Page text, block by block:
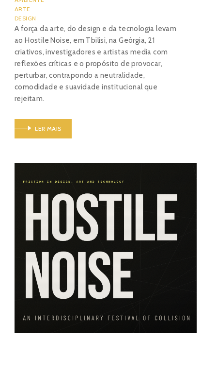
ARTE
DESIGN
A força da arte, do design e da tecnologia levam
ao Hostile Noise, em Tbilisi, na Geórgia, 21
criativos, investigadores e artistas media com
reflexões críticas e o propósito de provocar,
perturbar, contrapondo a neutralidade,
comodidade e suavidade institucional que
rejeitam.
LER MAIS